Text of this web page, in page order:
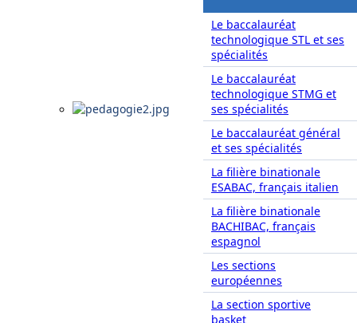
Le baccalauréat
technologique STL et ses
spécialités
Le baccalauréat
technologique STMG et
ses spécialités
Le baccalauréat général
et ses spécialités
La filière binationale
ESABAC, français italien
La filière binationale
BACHIBAC, français
espagnol
Les sections
européennes
La section sportive
basket